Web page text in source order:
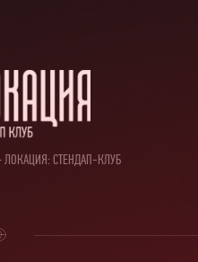
СТЕНДАП-КЛУБ